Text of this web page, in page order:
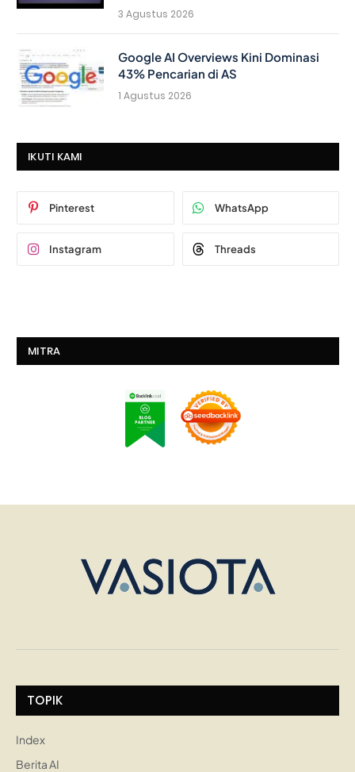
3 Agustus 2026
Google AI Overviews Kini Dominasi
43% Pencarian di AS
1 Agustus 2026
IKUTI KAMI
Pinterest WhatsApp
Instagram Threads
MITRA
TOPIK
Index
Berita AI